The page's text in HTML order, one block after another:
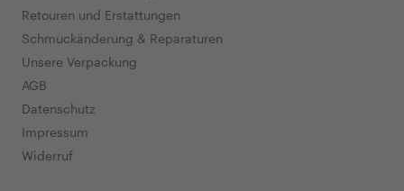
Retouren und Erstattungen
Schmuckänderung & Reparaturen
Unsere Verpackung
AGB
Datenschutz
Impressum
Widerruf